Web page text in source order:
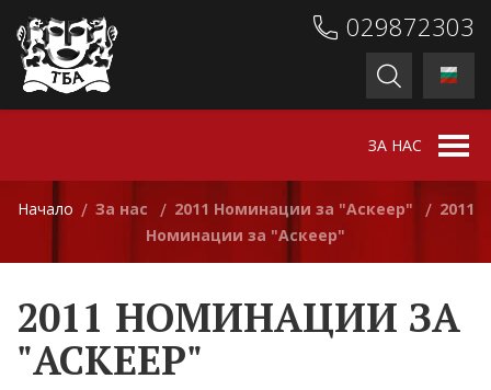
029872303
ЗА НАС
Начало / За нас / 2011 Номинации за "Аскеер" / 2011
Номинации за "Аскеер"
2011 НОМИНАЦИИ ЗА
"АСКЕЕР"